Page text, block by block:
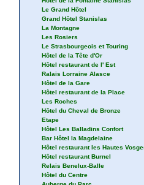
Le Grand Hôtel
Grand Hôtel Stanislas
La Montagne
Les Rosiers
Le Strasbourgeois et Touring
Hôtel de la Tête d'Or
Hôtel restaurant de l' Est
Ralais Lorraine Alasce
Hôtel de la Gare
Hôtel restaurant de la Place
Les Roches
Hôtel du Cheval de Bronze
Etape
Hôtel Les Balladins Confort
Bar Hôtel la Magdelaine
Hôtel restaurant les Hautes
Hôtel restaurant Burnel
Relais Benelux-Balle
Hôtel du Centre